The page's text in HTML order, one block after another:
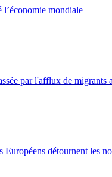
mondiale
par l'afflux de migrants
Européens détournent les